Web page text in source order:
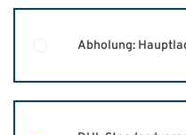
Abholung: